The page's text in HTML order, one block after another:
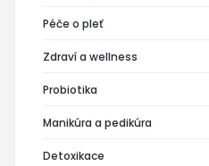
Péče o pleť
Zdraví a wellness
Probiotika
Manikúra a pedikúra
Detoxikace